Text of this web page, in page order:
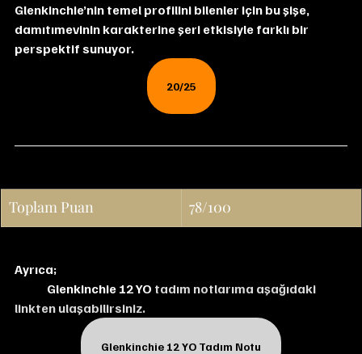
Glenkinchie’nin temel profilini bilenler için bu şişe,
damıtımevinin karakterine şeri etkisiyle farklı bir
perspektif sunuyor.
20/25
Toplam Puan 78/100
Ayrıca;
Glenkinchie 12 YO tadım notlarıma aşağıdaki
linkten ulaşabilirsiniz.
Glenkinchie 12 YO Tadım Notu